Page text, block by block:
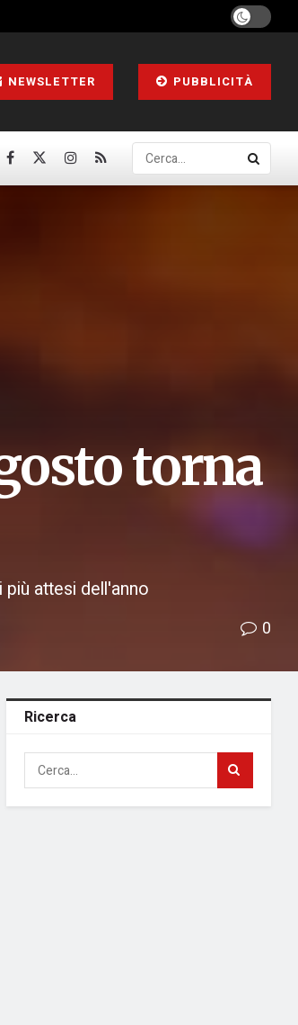
NEWSLETTER PUBBLICITÀ
torna
attesi dell'anno
0
Ricerca